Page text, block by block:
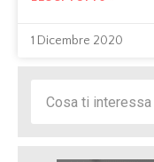
1 Dicembre 2020